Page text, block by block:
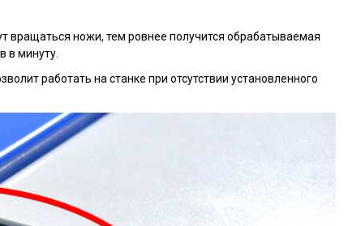
вращаться ножи, тем ровнее получится обрабатываемая
в минуту.
работать на станке при отсутствии установленного